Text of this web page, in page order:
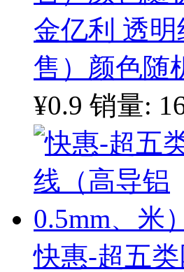
金亿利 透明
售）颜色随
¥0.9 销量:
快惠-超五